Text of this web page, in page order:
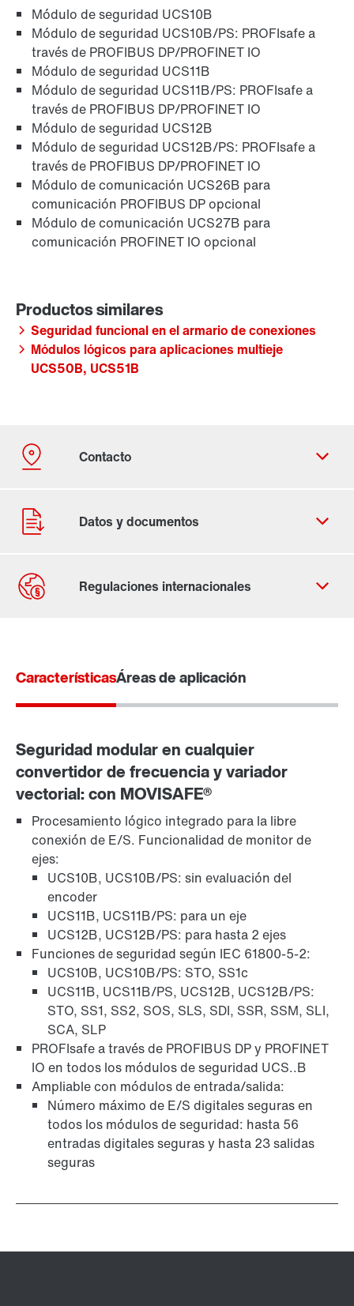
Módulo de seguridad UCS10B
Módulo de seguridad UCS10B/PS: PROFIsafe a
través de PROFIBUS DP/PROFINET IO
Módulo de seguridad UCS11B
Módulo de seguridad UCS11B/PS: PROFIsafe a
través de PROFIBUS DP/PROFINET IO
Módulo de seguridad UCS12B
Módulo de seguridad UCS12B/PS: PROFIsafe a
través de PROFIBUS DP/PROFINET IO
Módulo de comunicación UCS26B para
comunicación PROFIBUS DP opcional
Módulo de comunicación UCS27B para
comunicación PROFINET IO opcional
Seguridad funcional en el armario de conexiones
Módulos lógicos para aplicaciones multieje
UCS50B, UCS51B
CaracterísticasÁreas de aplicación
Seguridad modular en cualquier
convertidor de frecuencia y variador
vectorial: con MOVISAFE®
Procesamiento lógico integrado para la libre
conexión de E/S. Funcionalidad de monitor de
ejes:
UCS10B, UCS10B/PS: sin evaluación del
encoder
UCS11B, UCS11B/PS: para un eje
UCS12B, UCS12B/PS: para hasta 2 ejes
Funciones de seguridad según IEC 61800-5-2:
UCS10B, UCS10B/PS: STO, SS1c
UCS11B, UCS11B/PS, UCS12B, UCS12B/PS:
STO, SS1, SS2, SOS, SLS, SDI, SSR, SSM, SLI,
SCA, SLP
PROFIsafe a través de PROFIBUS DP y PROFINET
IO en todos los módulos de seguridad UCS..B
Ampliable con módulos de entrada/salida:
Número máximo de E/S digitales seguras en
todos los módulos de seguridad: hasta 56
entradas digitales seguras y hasta 23 salidas
seguras